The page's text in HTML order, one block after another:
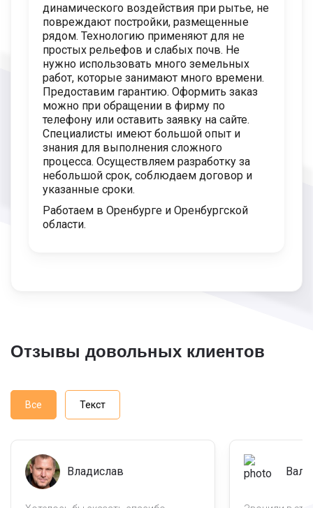
динамического воздействия при рытье, не
повреждают постройки, размещенные
рядом. Технологию применяют для не
простых рельефов и слабых почв. Не
нужно использовать много земельных
работ, которые занимают много времени.
Предоставим гарантию. Оформить заказ
можно при обращении в фирму по
телефону или оставить заявку на сайте.
Специалисты имеют большой опыт и
знания для выполнения сложного
процесса. Осуществляем разработку за
небольшой срок, соблюдаем договор и
указанные сроки.
Работаем в Оренбурге и Оренбургской
области.
Отзывы довольных клиентов
Все Текст
Владислав